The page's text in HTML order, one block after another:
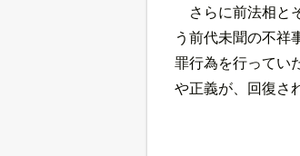
さらに前法相と
う前代未聞の不祥
罪行為を行ってい
や正義が、回復さ